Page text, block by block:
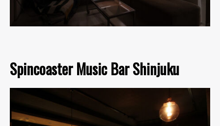
Spincoaster Music Bar Shinjuku